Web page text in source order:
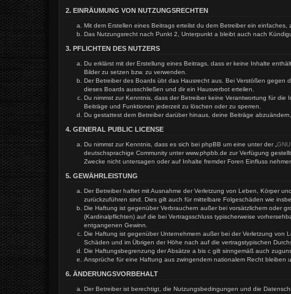
2. EINRÄUMUNG VON NUTZUNGSRECHTEN
Mit dem Erstellen eines Beitrags erteilst du dem Betreiber ein
Das Nutzungsrecht nach Punkt 2, Unterpunkt a bleibt auch nach
3. PFLICHTEN DES NUTZERS
Du erklärst mit der Erstellung eines Beitrags, dass er keine Inhalte
Bilder zu setzen bzw. zu verwenden.
Der Betreiber des Boards übt das Hausrecht aus. Bei Verstößen
dieses Boards ausschließen und dir ein Hausverbot erteilen.
Du nimmst zur Kenntnis, dass der Betreiber keine Verantwortung für
Beiträge und Funktionen jederzeit zu löschen oder zu sperren.
Du gestattest dem Betreiber darüber hinaus, deine Beiträge
4. GENERAL PUBLIC LICENSE
Du nimmst zur Kenntnis, dass es sich bei phpBB um eine unter der „
deutschsprachige Community unter www.phpbb.de zur Verfügung
Zwecke nicht untersagen oder auf Inhalte fremder Foren Einfluss
5. GEWÄHRLEISTUNG
Der Betreiber haftet mit Ausnahme der Verletzung von Leben, Körper
zurückzuführen sind. Dies gilt auch für mittelbare Folgeschäden wie
Die Haftung ist gegenüber Verbrauchern außer bei vorsätzlichem oder
(Kardinalpflichten) auf die bei Vertragsschluss typischerweise
entgangenen Gewinn.
Die Haftung ist gegenüber Unternehmern außer bei der Verletzung von
Schäden und im Übrigen der Höhe nach auf die vertragstypischen
Die Haftungsbegrenzung der Absätze a bis c gilt sinngemäß auch
Ansprüche für eine Haftung aus zwingendem nationalem Recht bleiben
6. ÄNDERUNGSVORBEHALT
Der Betreiber ist berechtigt, die Nutzungsbedingungen und die